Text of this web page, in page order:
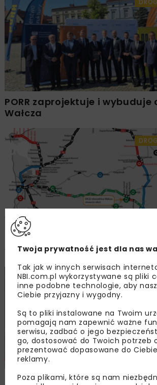
PORR zaprojektuje i wybuduje
Wałcza
Otwarto oferty na realizację
Wałcza
Przetarg na projekt i budowę
Twoja prywatność jest dla nas
Tak jak w innych serwisach
NBI.com.pl wykorzystywane są pliki
inne podobne technologie, aby
Ciebie przyjazny i wygodny.
Są to pliki instalowane na Twoim
pomagają nam zapewnić ważne
serwisu, zadbać o jego
go, dostosować do Twoich potrzeb
prezentować dopasowane do
reklamy.
Poza plikami, które są nam